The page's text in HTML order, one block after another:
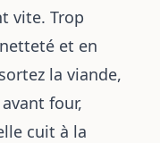
vite. Trop
et en
la viande,
avant four,
cuit à la